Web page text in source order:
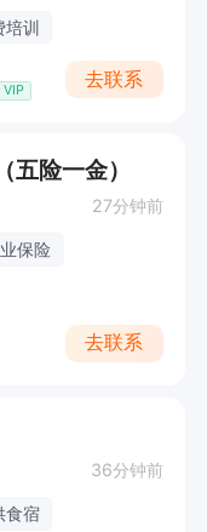
培训
VIP
去联系
险一金）
27分钟前
保险
去联系
36分钟前
食宿